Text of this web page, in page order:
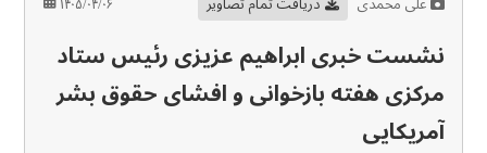
علی محمدی دریافت تمام تصاویر ۱۴۰۵/۰۴/۰۶
نشست خبری ابراهیم عزیزی رئیس ستاد
مرکزی هفته بازخوانی و افشای حقوق بشر
آمریکایی